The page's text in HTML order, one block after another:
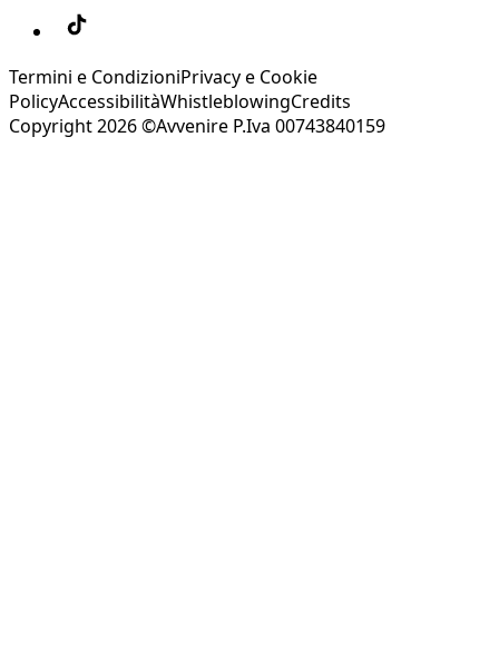
Termini e CondizioniPrivacy e Cookie
PolicyAccessibilitàWhistleblowingCredits
Copyright 2026 ©Avvenire P.Iva 00743840159